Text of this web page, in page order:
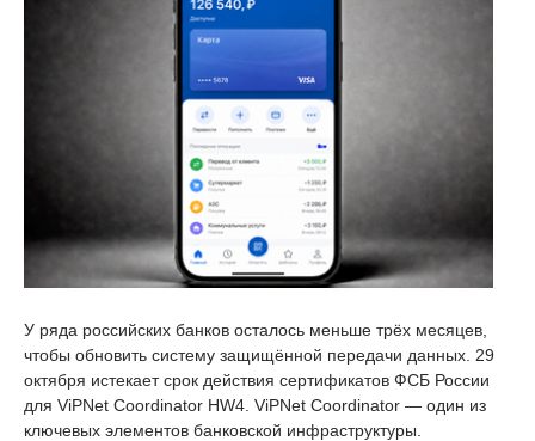
У ряда российских банков осталось меньше трёх месяцев,
чтобы обновить систему защищённой передачи данных. 29
октября истекает срок действия сертификатов ФСБ России
для ViPNet Coordinator HW4. ViPNet Coordinator — один из
ключевых элементов банковской инфраструктуры.